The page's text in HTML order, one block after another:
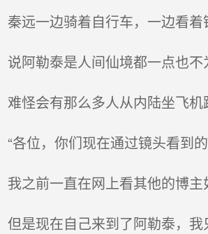
秦远一边骑着自行车，一边看着
说阿勒泰是人间仙境都一点也不
难怪会有那么多人从内陆坐飞机
“各位，你们现在通过镜头看到
我之前一直在网上看其他的博主
但是现在自己来到了阿勒泰，我